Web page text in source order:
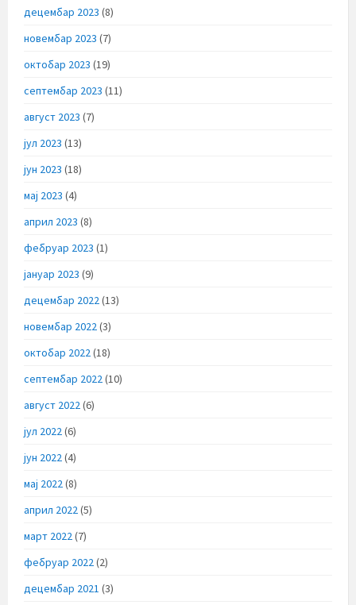
децембар 2023 (8)
новембар 2023 (7)
октобар 2023 (19)
септембар 2023 (11)
август 2023 (7)
јул 2023 (13)
јун 2023 (18)
мај 2023 (4)
април 2023 (8)
фебруар 2023 (1)
јануар 2023 (9)
децембар 2022(13)
новембар 2022(3)
октобар 2022(18)
септембар 2022(10)
август 2022(6)
јул 2022(6)
јун 2022(4)
мај 2022(8)
април 2022(5)
март 2022(7)
фебруар 2022(2)
децембар 2021 (3)